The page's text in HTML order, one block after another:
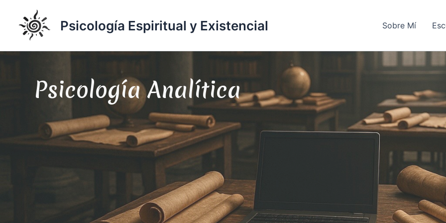
contenido
Psicología Espiritual y Existencial Sobre Mí
Psicología Analítica